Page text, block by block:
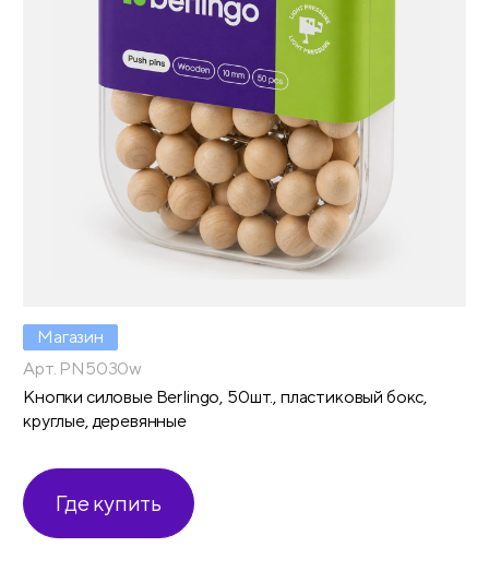
Магазин
Арт. PN5030w
Кнопки силовые Berlingo, 50шт., пластиковый бокс,
круглые, деревянные
Где купить